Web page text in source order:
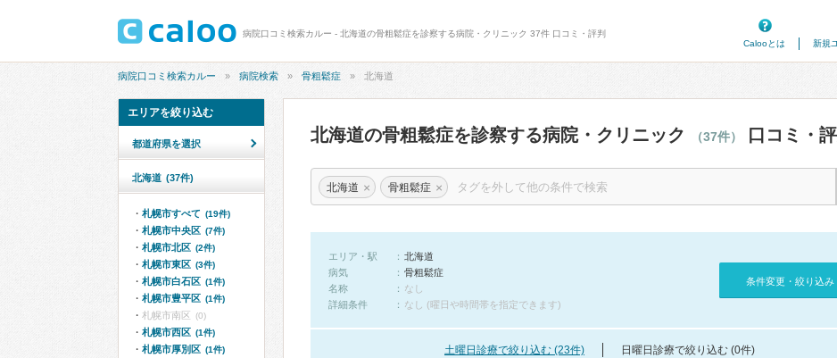
病院口コミ検索カルー - 北海道の骨粗鬆症を診察する病院・クリニック 37件 口コミ・評判
Calooとは
新規
病院口コミ検索カルー 病院検索 骨粗鬆症 北海道
北海道の骨粗鬆症を診察する病院・クリニック （37件） 口コミ・
北海道 × 骨粗鬆症 ×
エリア・駅
北海道
病気
骨粗鬆症
名称
なし
詳細条件
なし (曜日や時間帯を指定できます)
条件変更・絞り込
土曜日診療で絞り込む (23件) 日曜日診療で絞り込む (0件)
エリアを絞り込む
都道府県を選択
北海道 (37件)
札幌市すべて (19件)
札幌市中央区 (7件)
札幌市北区 (2件)
札幌市東区 (3件)
札幌市白石区 (1件)
札幌市豊平区 (1件)
札幌市南区 (0)
札幌市西区 (1件)
札幌市厚別区 (1件)